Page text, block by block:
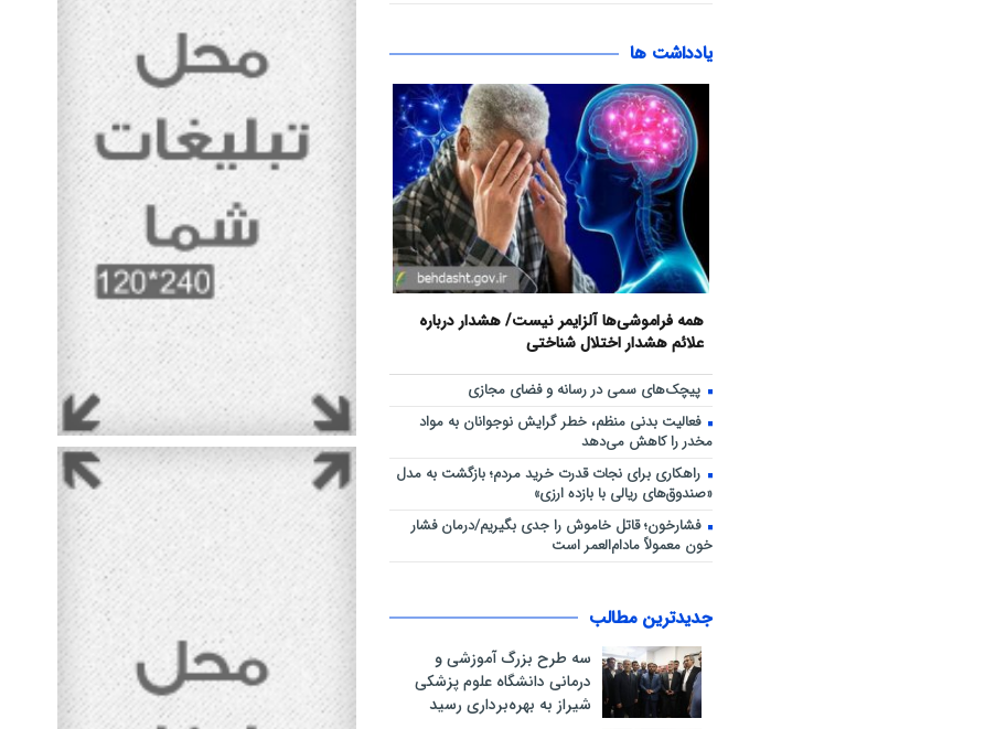
یادداشت ها
همه فراموشی‌ها آلزایمر نیست/ هشدار درباره
علائم هشدار اختلال شناختی
پیچک‌های سمی در رسانه و فضای مجازی
فعالیت بدنی منظم، خطر گرایش نوجوانان به مواد
مخدر را کاهش می‌دهد
راهکاری برای نجات قدرت خرید مردم؛ بازگشت به مدل
«صندوق‌های ریالی با بازده ارزی»
فشارخون؛ قاتل خاموش را جدی بگیریم/درمان فشار
خون معمولاً مادام‌العمر است
جدیدترین مطالب
سه طرح بزرگ آموزشی و
درمانی دانشگاه علوم پزشکی
شیراز به بهره‌برداری رسید